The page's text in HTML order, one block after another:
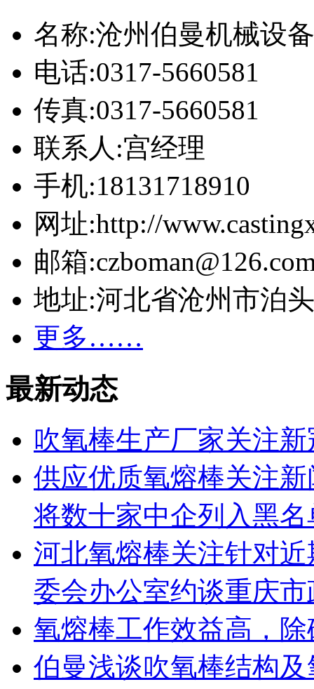
名称:沧州伯曼机械设
电话:0317-5660581
传真:0317-5660581
联系人:宫经理
手机:18131718910
网址:http://
邮箱
地址:河北省沧州市泊
更多……
最新动态
吹氧棒生产厂家关注
供应优质氧熔棒关注
将数十家中企列入黑
河北氧熔棒关注针对
委会办公室约谈重庆市
氧熔棒工作效益高，
伯曼浅谈吹氧棒结构